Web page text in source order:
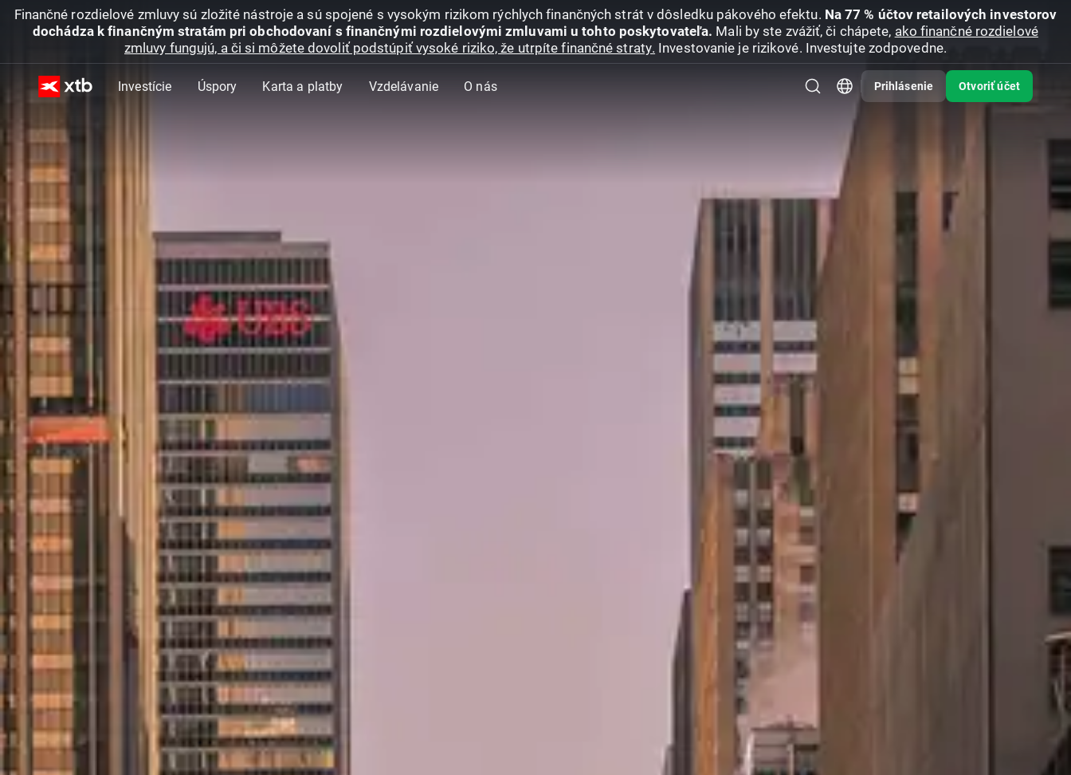
Finančné rozdielové zmluvy sú zložité nástroje a sú spojené s vysokým rizikom rýchlych finančných strát v dôsledku pákového efektu. Na 77 % účtov retailových investorov
dochádza k finančným stratám pri obchodovaní s finančnými rozdielovými zmluvami u tohto poskytovateľa. Mali by ste zvážiť, či chápete, ako finančné rozdielové
zmluvy fungujú, a či si môžete dovoliť podstúpiť vysoké riziko, že utrpíte finančné straty. Investovanie je rizikové. Investujte zodpovedne.
Investície Úspory Karta a platby Vzdelávanie O nás Prihlásenie Otvoriť účet